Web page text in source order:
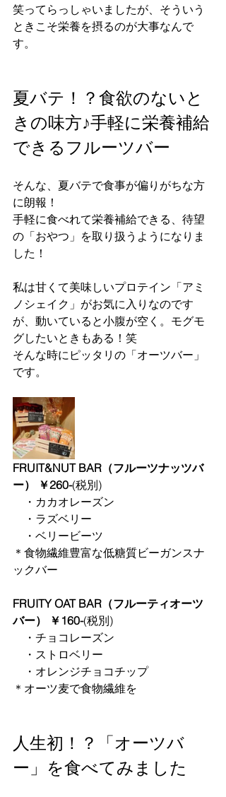
笑ってらっしゃいましたが、そういう
ときこそ栄養を摂るのが大事なんで
す。
夏バテ！？食欲のないと
きの味方♪手軽に栄養補給
できるフルーツバー
そんな、夏バテで食事が偏りがちな方
に朗報！
手軽に食べれて栄養補給できる、待望
の「おやつ」を取り扱うようになりま
した！
私は甘くて美味しいプロテイン「アミ
ノシェイク」がお気に入りなのです
が、動いていると小腹が空く。モグモ
グしたいときもある！笑
そんな時にピッタリの「オーツバー」
です。
FRUIT&NUT BAR（フルーツナッツバ
ー） ￥260-(税別)
・カカオレーズン
・ラズベリー
・ベリービーツ
＊食物繊維豊富な低糖質ビーガンスナ
ックバー
FRUITY OAT BAR（フルーティオーツ
バー） ￥160-(税別)
・チョコレーズン
・ストロベリー
・オレンジチョコチップ
＊オーツ麦で食物繊維を
人生初！？「オーツバ
ー」を食べてみました